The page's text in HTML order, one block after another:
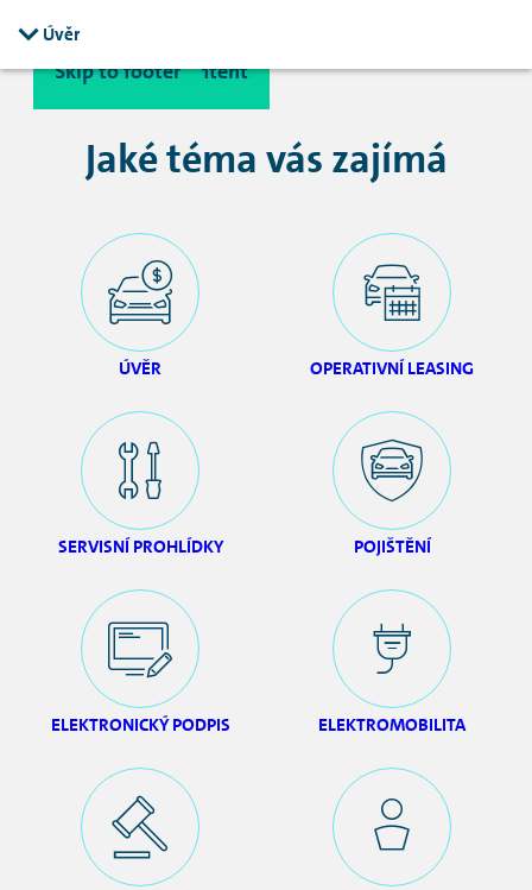
Skip to main content
Skip to footer
Úvěr
Jaké téma vás zajímá
ÚVĚR OPERATIVNÍ LEASING
SERVISNÍ PROHLÍDKY POJIŠTĚNÍ
ELEKTRONICKÝ PODPIS ELEKTROMOBILITA